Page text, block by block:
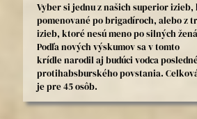
Vyber si jednu z našich superior izieb,
pomenované po brigadíroch, alebo z
izieb, ktoré nesú meno po silných
Podľa nových výskumov sa v tomto
krídle narodil aj budúci vodca
protihabsburského povstania.
je pre 45 osôb.